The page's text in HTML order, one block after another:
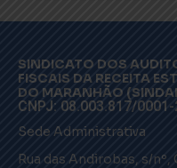
SINDICATO DOS
FISCAIS DA RECEITA
DO MARANHÃO
CNPJ: 08.003.817/0001-
Sede Administrativa
Rua das Andirobas, s/